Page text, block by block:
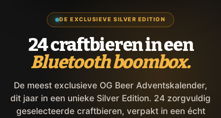
DE EXCLUSIEVE SILVER EDITION
24 craftbieren in een
Bluetooth boombox.
De meest exclusieve OG Beer Adventskalender,
dit jaar in een unieke Silver Edition. 24 zorgvuldig
geselecteerde craftbieren, verpakt in een écht